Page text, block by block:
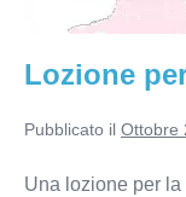
Lozione
Pubblicato il Ottobre
Una lozione per